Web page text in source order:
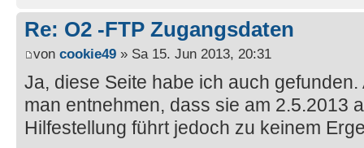
Re: O2 -FTP Zugangsdaten
von cookie49 » Sa 15. Jun 2013, 20:31
Ja, diese Seite habe ich auch
man entnehmen, dass sie am 2.5.2013
Hilfestellung führt jedoch zu keinem